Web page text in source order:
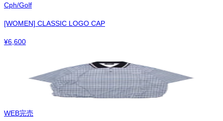
Cph/Golf
[WOMEN] CLASSIC LOGO CAP
¥6,600
WEB完売